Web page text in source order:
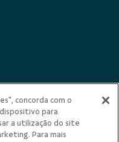
concorda com o
para
a utilização do site
Para mais